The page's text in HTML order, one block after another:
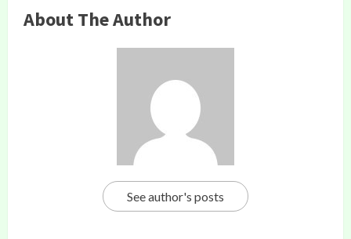
About The Author
See author's posts